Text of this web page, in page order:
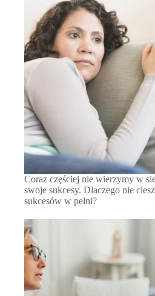
Coraz częściej nie wierzymy w
swoje sukcesy. Dlaczego nie
sukcesów w pełni?